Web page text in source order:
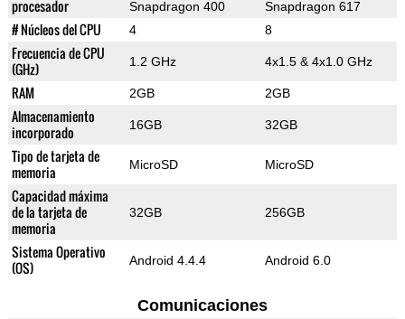
procesador
Snapdragon 400
Snapdragon 617
# Núcleos del CPU 4 8
Frecuencia de CPU
(GHz)
1.2 GHz 4x1.5 & 4x1.0 GHz
RAM 2GB 2GB
Almacenamiento
incorporado
16GB 32GB
Tipo de tarjeta de
memoria
MicroSD MicroSD
Capacidad máxima
de la tarjeta de
memoria
32GB 256GB
Sistema Operativo
(OS)
Android 4.4.4 Android 6.0
Comunicaciones